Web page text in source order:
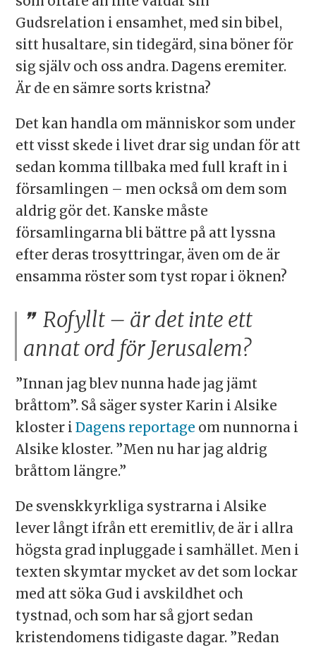
Gudsrelation i ensamhet, med sin bibel,
sitt husaltare, sin tidegärd, sina böner för
sig själv och oss andra. Dagens eremiter.
Är de en sämre sorts kristna?
Det kan handla om människor som under
ett visst skede i livet drar sig undan för att
sedan komma tillbaka med full kraft in i
församlingen – men också om dem som
aldrig gör det. Kanske måste
församlingarna bli bättre på att lyssna
efter deras trosyttringar, även om de är
ensamma röster som tyst ropar i öknen?
Rofyllt – är det inte ett
annat ord för Jerusalem?
”Innan jag blev nunna hade jag jämt
bråttom”. Så säger syster Karin i Alsike
kloster i Dagens reportage om nunnorna i
Alsike kloster. ”Men nu har jag aldrig
bråttom längre.”
De svenskkyrkliga systrarna i Alsike
lever långt ifrån ett eremitliv, de är i allra
högsta grad inpluggade i samhället. Men i
texten skymtar mycket av det som lockar
med att söka Gud i avskildhet och
tystnad, och som har så gjort sedan
kristendomens tidigaste dagar. ”Redan